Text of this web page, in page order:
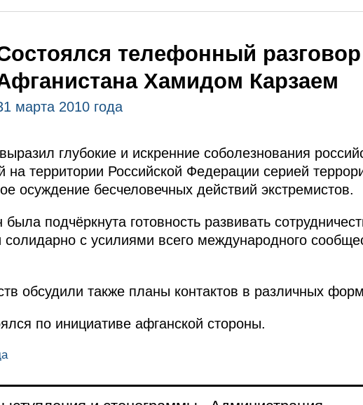
телефонный
Хамидом Карзаем
марта 2010 года
выразил глубокие и искренние соболезнования
территории Российской Федерации серией
осуждение бесчеловечных действий экстремистов.
подчёркнута готовность развивать
с усилиями всего международного
обсудили также планы контактов в различных
по инициативе афганской стороны.